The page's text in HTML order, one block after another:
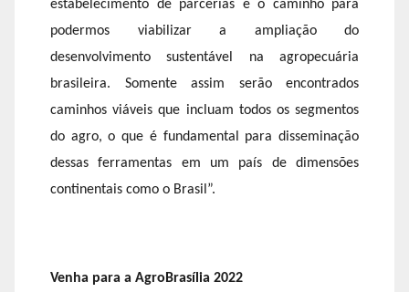
estabelecimento de parcerias é o caminho para
podermos viabilizar a ampliação do
desenvolvimento sustentável na agropecuária
brasileira. Somente assim serão encontrados
caminhos viáveis que incluam todos os segmentos
do agro, o que é fundamental para disseminação
dessas ferramentas em um país de dimensões
continentais como o Brasil”.
Venha para a AgroBrasília 2022